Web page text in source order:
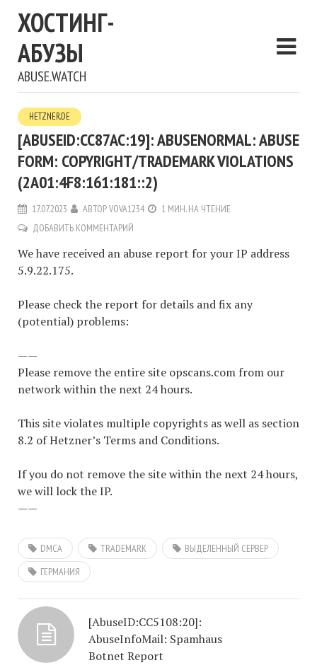
ХОСТИНГ-
АБУЗЫ
ABUSE.WATCH
HETZNER.DE
[ABUSEID:CC87AC:19]: ABUSENORMAL: ABUSE
FORM: COPYRIGHT/TRADEMARK VIOLATIONS
(2A01:4F8:161:181::2)
17.07.2023 АВТОРVOVA1234
1 МИН. НА ЧТЕНИЕ
ДОБАВИТЬ КОММЕНТАРИЙ
We have received an abuse report for your IP address
5.9.22.175.
Please check the report for details and fix any
(potential) problems:
——
Please remove the entire site opscans.com from our
network within the next 24 hours.
This site violates multiple copyrights as well as section
8.2 of Hetzner’s Terms and Conditions.
If you do not remove the site within the next 24 hours,
we will lock the IP.
——
DMCA TRADEMARK
ВЫДЕЛЕННЫЙ СЕРВЕР
ГЕРМАНИЯ
[AbuseID:CC5108:20]:
AbuseInfoMail: Spamhaus
Botnet Report